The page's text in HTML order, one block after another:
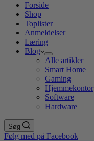
Forside
Shop
Toplister
Anmeldelser
Læring
Blog
Alle artikler
Smart Home
Gaming
Hjemmekontor
Software
Hardware
Søg
Følg med på Facebook